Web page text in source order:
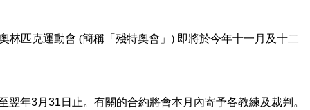
林匹克運動會 (簡稱「殘特奧會」) 即將於今年十一月及十二
翌年3月 31日止。有關的合約將會本月內寄予各教練及裁判。